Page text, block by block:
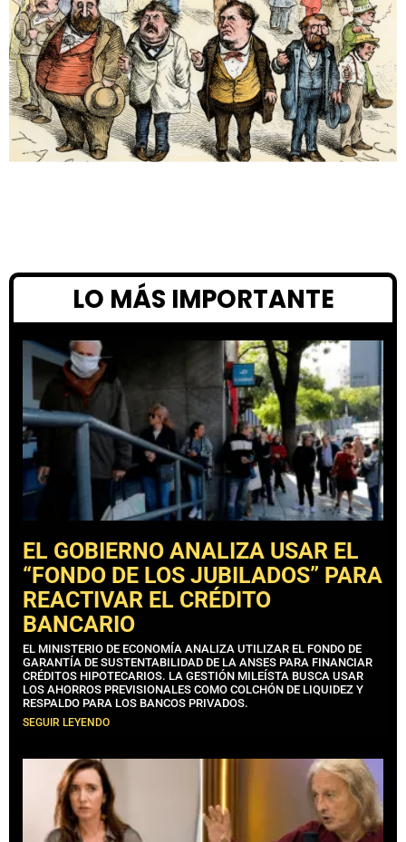
LO MÁS IMPORTANTE
EL GOBIERNO ANALIZA USAR EL
“FONDO DE LOS JUBILADOS” PARA
REACTIVAR EL CRÉDITO
BANCARIO
EL MINISTERIO DE ECONOMÍA ANALIZA UTILIZAR EL FONDO DE
GARANTÍA DE SUSTENTABILIDAD DE LA ANSES PARA FINANCIAR
CRÉDITOS HIPOTECARIOS. LA GESTIÓN MILEÍSTA BUSCA USAR
LOS AHORROS PREVISIONALES COMO COLCHÓN DE LIQUIDEZ Y
RESPALDO PARA LOS BANCOS PRIVADOS.
SEGUIR LEYENDO